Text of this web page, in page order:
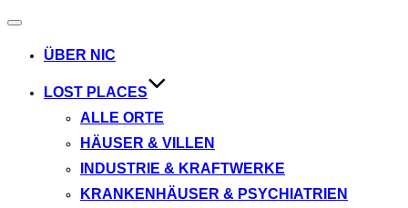
Navigation
ÜBER NIC
LOST PLACES
ALLE ORTE
HÄUSER & VILLEN
INDUSTRIE & KRAFTWERKE
KRANKENHÄUSER & PSYCHIATRIEN